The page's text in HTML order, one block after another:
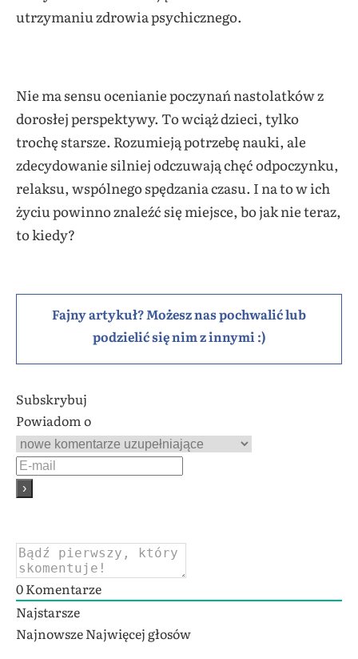
utrzymaniu zdrowia psychicznego.
Nie ma sensu ocenianie poczynań nastolatków z
dorosłej perspektywy. To wciąż dzieci, tylko
trochę starsze. Rozumieją potrzebę nauki, ale
zdecydowanie silniej odczuwają chęć odpoczynku,
relaksu, wspólnego spędzania czasu. I na to w ich
życiu powinno znaleźć się miejsce, bo jak nie teraz,
to kiedy?
Fajny artykuł? Możesz nas pochwalić lub
podzielić się nim z innymi :)
Subskrybuj
Powiadom o
0Komentarze
Najstarsze
NajnowszeNajwięcej głosów